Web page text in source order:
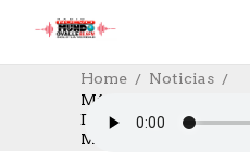
Home
Noticias
Más De $2.300
Disponibles Para Que
Municipalidades
NOTICIAS,POLÍTICA
AUTHOR: HECTOR